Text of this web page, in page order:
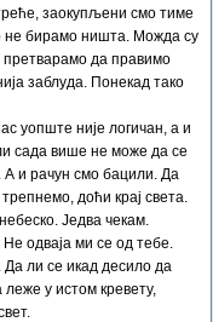
заокупљени смо тиме
не бирамо ништа. Можда су
претварамо да правимо
заблуда. Понекад тако
уопште није логичан, а и
сада више не може да се
А и рачун смо бацили. Да
доћи крај света.
Једва чекам.
одваја ми се од тебе.
ли се икад десило да
леже у истом кревету,